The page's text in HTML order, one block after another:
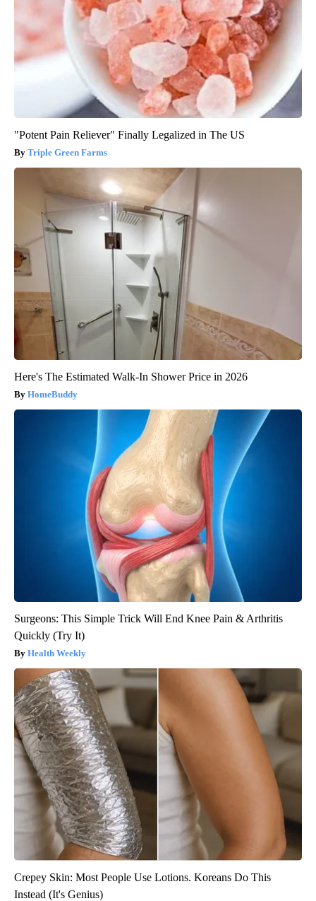
"Potent Pain Reliever" Finally Legalized in The US
Triple Green Farms
Here's The Estimated Walk-In Shower Price in 2026
HomeBuddy
Surgeons: This Simple Trick Will End Knee Pain & Arthritis
Quickly (Try It)
Health Weekly
Crepey Skin: Most People Use Lotions. Koreans Do This
Instead (It's Genius)